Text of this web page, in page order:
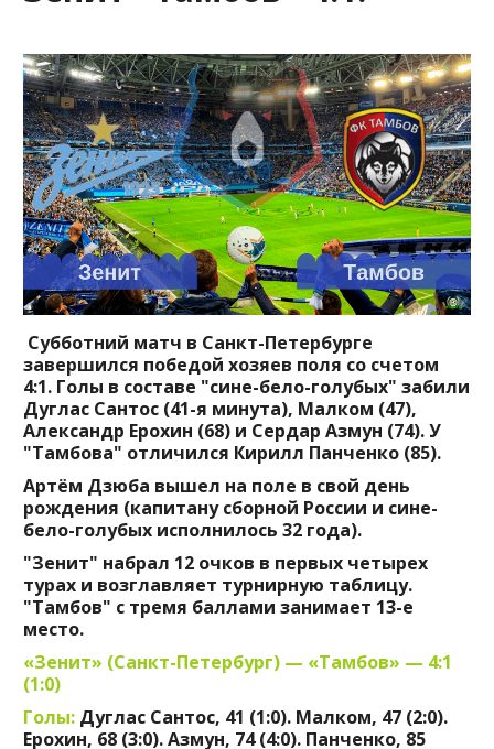
Субботний матч в Санкт-Петербурге
завершился победой хозяев поля со счетом
4:1. Голы в составе "сине-бело-голубых" забили
Дуглас Сантос (41-я минута), Малком (47),
Александр Ерохин (68) и Сердар Азмун (74). У
"Тамбова" отличился Кирилл Панченко (85).
Артём Дзюба вышел на поле в свой день
рождения (капитану сборной России и сине-
бело-голубых исполнилось 32 года).
"Зенит" набрал 12 очков в первых четырех
турах и возглавляет турнирную таблицу.
"Тамбов" с тремя баллами занимает 13-е
место.
«Зенит» (Санкт-Петербург) — «Тамбов» — 4:1
(1:0)
Голы: Дуглас Сантос, 41 (1:0). Малком, 47 (2:0).
Ерохин, 68 (3:0). Азмун, 74 (4:0). Панченко, 85